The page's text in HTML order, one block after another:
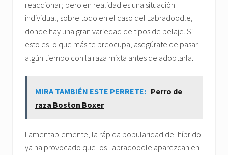
reaccionar; pero en realidad es una situación
individual, sobre todo en el caso del Labradoodle,
donde hay una gran variedad de tipos de pelaje. Si
esto es lo que más te preocupa, asegúrate de pasar
algún tiempo con la raza mixta antes de adoptarla.
MIRA TAMBIÉN ESTE PERRETE: Perro de
raza Boston Boxer
Lamentablemente, la rápida popularidad del híbrido
ya ha provocado que los Labradoodle aparezcan en